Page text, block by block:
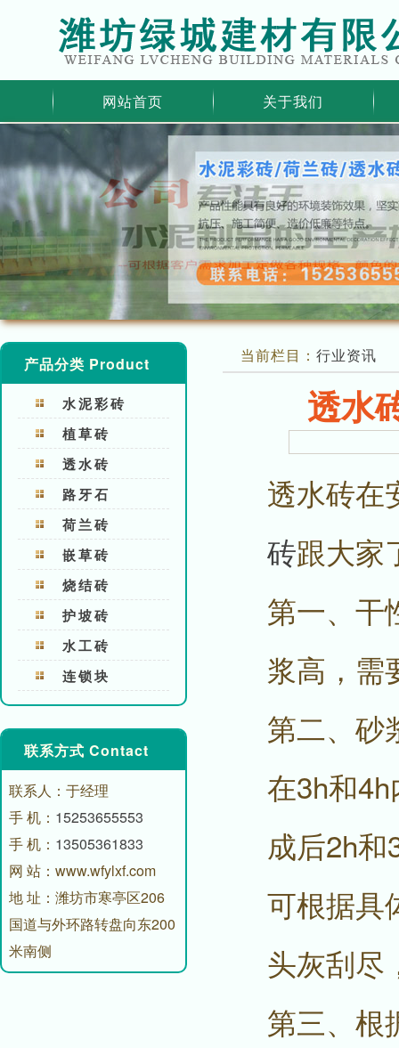
网站首页 关于我们
产品分类 Product
水泥彩砖
植草砖
透水砖
路牙石
荷兰砖
嵌草砖
烧结砖
护坡砖
水工砖
连锁块
联系方式 Contact
联系人：于经理
手 机： 15253655553
手 机： 13505361833
网 站：www.wfylxf.com
地 址：潍坊市寒亭区206
国道与外环路转盘向东200
米南侧
当前栏目： 行业资讯
透水
透水砖在
砖跟大家
第一、干
浆高，需
第二、砂
在3h和
成后2h
可根据具
头灰刮尽
第三、根